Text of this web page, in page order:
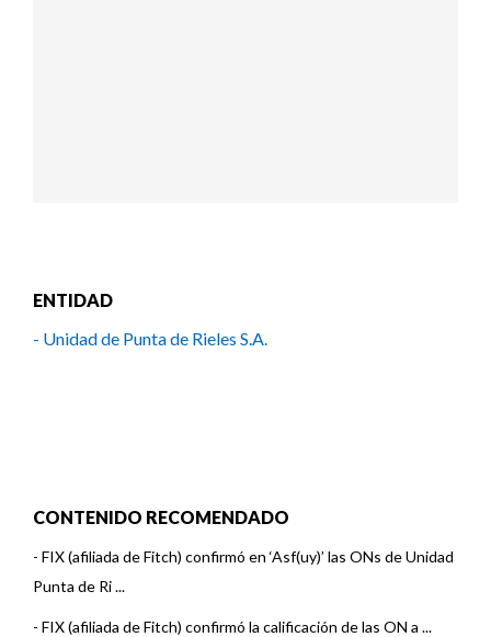
ENTIDAD
- Unidad de Punta de Rieles S.A.
CONTENIDO RECOMENDADO
- FIX (afiliada de Fitch) confirmó en ‘Asf(uy)’ las ONs de Unidad
Punta de Ri ...
- FIX (afiliada de Fitch) confirmó la calificación de las ON a ...